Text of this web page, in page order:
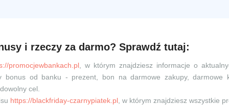
i rzeczy za darmo? Sprawdź tutaj:
promocjewbankach.pl , w którym znajdziesz informacje o
bonus od banku - prezent, bon na darmowe zakupy, darmowe
cel.
https://blackfriday-czarnypiatek.pl , w którym znajdziesz wszystkie